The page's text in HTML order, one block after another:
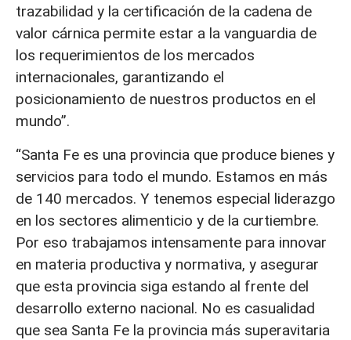
trazabilidad y la certificación de la cadena de
valor cárnica permite estar a la vanguardia de
los requerimientos de los mercados
internacionales, garantizando el
posicionamiento de nuestros productos en el
mundo”.
“Santa Fe es una provincia que produce bienes y
servicios para todo el mundo. Estamos en más
de 140 mercados. Y tenemos especial liderazgo
en los sectores alimenticio y de la curtiembre.
Por eso trabajamos intensamente para innovar
en materia productiva y normativa, y asegurar
que esta provincia siga estando al frente del
desarrollo externo nacional. No es casualidad
que sea Santa Fe la provincia más superavitaria